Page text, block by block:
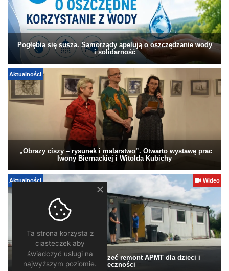
Pogłębia się susza. Samorządy apelują o oszczędzanie wody
i solidarność
Aktualności
„Obrazy ciszy – rysunek i malarstwo”. Otwarto wystawę prac
Iwony Biernackiej i Witolda Kubichy
Aktualności Wideo
Pomagamy. Warto wesprzeć remont APMT dla dzieci i
społeczności
Ta strona korzysta z
ciasteczek aby
świadczyć usługi na
najwyższym poziomie.